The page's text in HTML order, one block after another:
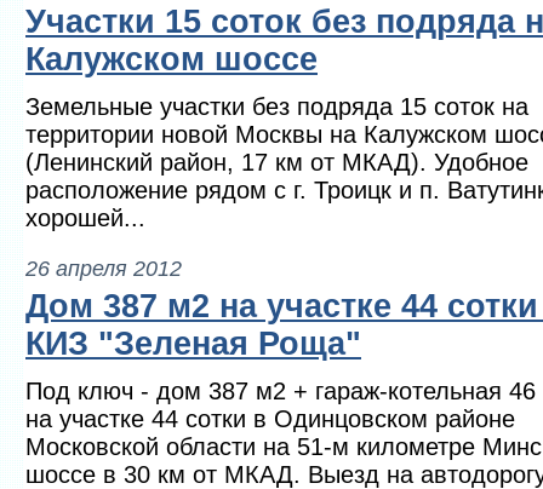
Участки 15 соток без подряда
Калужском шоссе
Земельные участки без подряда 15 соток на
территории новой Москвы на Калужском
(Ленинский район, 17 км от МКАД). Удобное
расположение рядом с г. Троицк и п.
хорошей...
26 апреля 2012
Дом 387 м2 на участке 44
КИЗ "Зеленая Роща"
Под ключ - дом 387 м2 + гараж-котельная
на участке 44 сотки в Одинцовском районе
Московской области на 51-м километре
шоссе в 30 км от МКАД. Выезд на